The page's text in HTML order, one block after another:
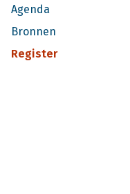
Agenda
Bronnen
Register